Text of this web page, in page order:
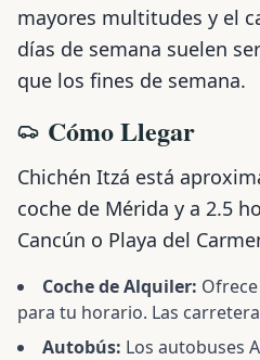
mayores multitudes y el
días de semana suelen
que los fines de semana.
Cómo Llegar
Chichén Itzá está
coche de Mérida y a 2.5
Cancún o Playa del
Coche de Alquiler:
para tu horario. Las
Autobús: Los autobuses